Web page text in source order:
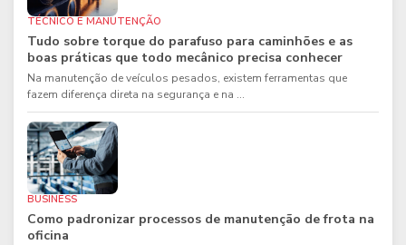
TÉCNICO E MANUTENÇÃO
Tudo sobre torque do parafuso para caminhões e as
boas práticas que todo mecânico precisa conhecer
Na manutenção de veículos pesados, existem ferramentas que
fazem diferença direta na segurança e na ...
BUSINESS
Como padronizar processos de manutenção de frota na
oficina